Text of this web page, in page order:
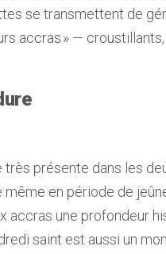
se transmettent de
accras » —
très présente dans les
même en période de
accras une profondeur
saint est aussi un